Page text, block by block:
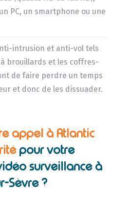
PC, un smartphone ou une
intrusion et anti-vol tels
brouillards et les coffres-
de faire perdre un temps
et donc de les dissuader.
appel à Atlantic
pour votre
surveillance à
Sèvre ?